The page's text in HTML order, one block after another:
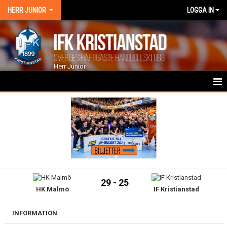
HERR JUNIOR LOGGA IN
Herr Junior
BILDGALLERI
HK Malmö
29 - 25
IF Kristianstad
INFORMATION